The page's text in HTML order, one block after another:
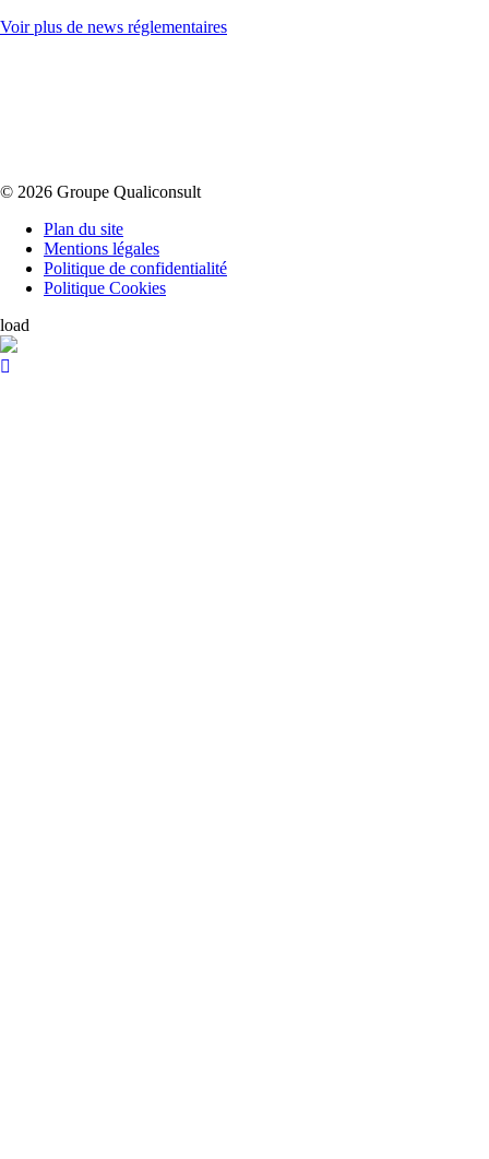
Voir plus de news réglementaires
© 2026 Groupe Qualiconsult
Plan du site
Mentions légales
Politique de confidentialité
Politique Cookies
load